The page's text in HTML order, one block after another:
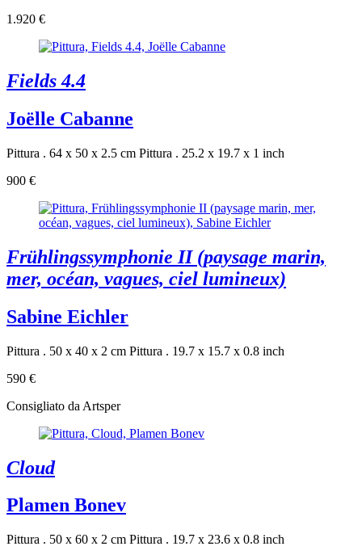
1.920 €
Fields 4.4
Joëlle Cabanne
Pittura . 64 x 50 x 2.5 cm Pittura . 25.2 x 19.7 x 1 inch
900 €
Frühlingssymphonie II (paysage marin,
mer, océan, vagues, ciel lumineux)
Sabine Eichler
Pittura . 50 x 40 x 2 cm Pittura . 19.7 x 15.7 x 0.8 inch
590 €
Consigliato da Artsper
Cloud
Plamen Bonev
Pittura . 50 x 60 x 2 cm Pittura . 19.7 x 23.6 x 0.8 inch